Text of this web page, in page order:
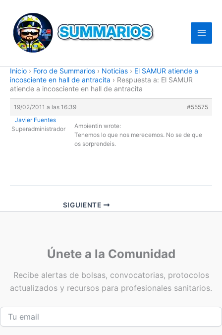
contenido
Inicio › Foro de Summarios › Noticias › El SAMUR atiende a
incosciente en hall de antracita › Respuesta a: El SAMUR
atiende a incosciente en hall de antracita
19/02/2011 a las 16:39
#55575
Javier Fuentes
Superadministrador
Ambientin wrote:
Tenemos lo que nos merecemos. No se de que
os sorprendeis.
SIGUIENTE
Únete a la Comunidad
Recibe alertas de bolsas, convocatorias, protocolos
actualizados y recursos para profesionales sanitarios.